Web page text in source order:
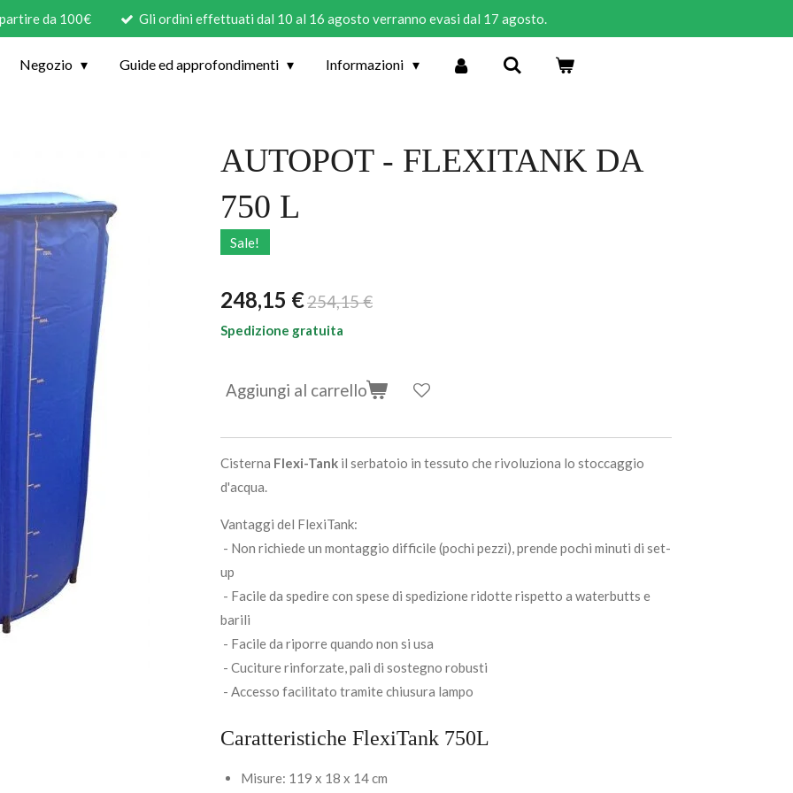
da 100€ Gli ordini effettuati dal 10 al 16 agosto verranno evasi dal 17 agosto.
Negozio Guide ed approfondimenti Informazioni
AUTOPOT - FLEXITANK DA
750 L
Sale!
248,15 €254,15 €
Spedizione gratuita
Aggiungi al carrello
Cisterna Flexi-Tank il serbatoio in tessuto che rivoluziona lo stoccaggio
d'acqua.
Vantaggi del FlexiTank:
- Non richiede un montaggio difficile (pochi pezzi), prende pochi minuti di set-
up
- Facile da spedire con spese di spedizione ridotte rispetto a waterbutts e
barili
- Facile da riporre quando non si usa
- Cuciture rinforzate, pali di sostegno robusti
- Accesso facilitato tramite chiusura lampo
Caratteristiche FlexiTank 750L
Misure: 119 x 18 x 14 cm